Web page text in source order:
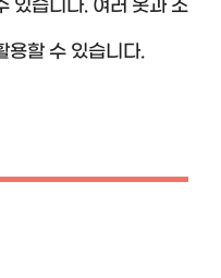
있습니다. 여러 옷과 조
용할 수 있습니다.